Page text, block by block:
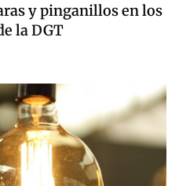
y pinganillos en los
la DGT